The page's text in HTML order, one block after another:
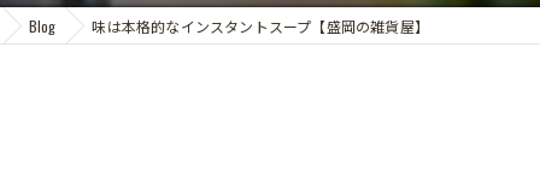
Blog 味は本格的なインスタントスープ【盛岡の雑貨屋】